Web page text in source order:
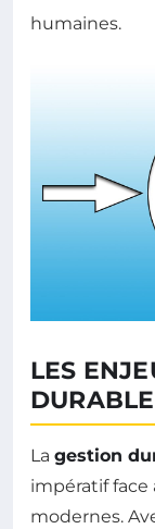
humaines.
LES
La gestion
impératif
modernes.